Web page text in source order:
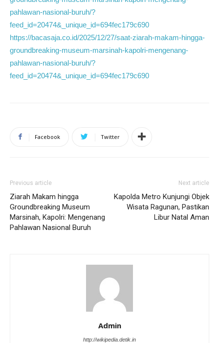
pahlawan-nasional-buruh/?
feed_id=20474&_unique_id=694fec179c690
https://bacasaja.co.id/2025/12/27/saat-ziarah-makam-hingga-
groundbreaking-museum-marsinah-kapolri-mengenang-
pahlawan-nasional-buruh/?
feed_id=20474&_unique_id=694fec179c690
Facebook Twitter
Previous article
Ziarah Makam hingga
Groundbreaking Museum
Marsinah, Kapolri: Mengenang
Pahlawan Nasional Buruh
Next article
Kapolda Metro Kunjungi Objek
Wisata Ragunan, Pastikan
Libur Natal Aman
Admin
http://wikipedia.detik.in